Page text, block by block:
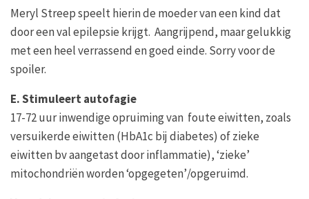
Meryl Streep speelt hierin de moeder van een kind dat
door een val epilepsie krijgt. Aangrijpend, maar gelukkig
met een heel verrassend en goed einde. Sorry voor de
spoiler.
E. Stimuleert autofagie
17-72 uur inwendige opruiming van foute eiwitten, zoals
versuikerde eiwitten (HbA1c bij diabetes) of zieke
eiwitten bv aangetast door inflammatie), ‘zieke’
mitochondriën worden ‘opgegeten’/opgeruimd.